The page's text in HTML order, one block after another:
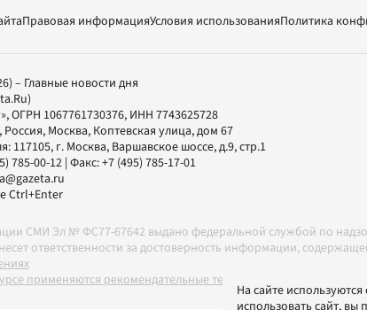
Правовая информацияУсловия использованияПолитика
– Главные новости дня
, ОГРН 1067761730376, ИНН 7743625728
Россия, Москва, Коптевская улица, дом 67
117105, г. Москва, Варшавское шоссе, д.9, стр.1
785-00-12| Факс:+7 (495) 785-17-01
Ctrl+Enter
СМИ Эл № ФС77-67642 выдано федеральной службой по
ответственности за достоверность информации,
применяются рекомендательные технологии в соответствии
На сайте
использовать сайт, вы